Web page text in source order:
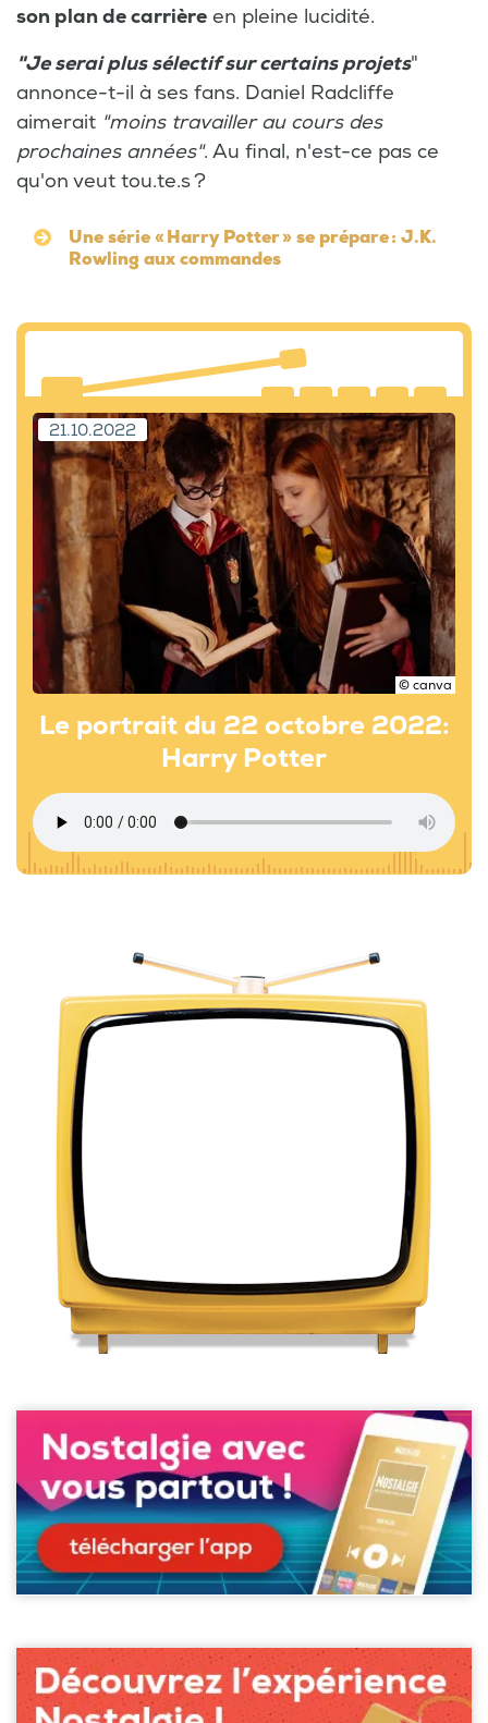
son plan de carrière en pleine lucidité.
"Je serai plus sélectif sur certains projets"
annonce-t-il à ses fans. Daniel Radcliffe
aimerait "moins travailler au cours des
prochaines années". Au final, n'est-ce pas ce
qu'on veut tou.te.s ?
Une série « Harry Potter » se prépare : J.K.
Rowling aux commandes
© canva
21.10.2022
Le portrait du 22 octobre 2022:
Harry Potter